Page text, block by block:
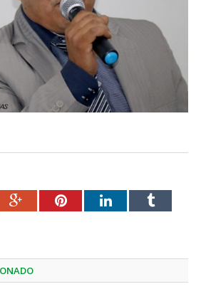
Google+PinterestLinkedInTumblr